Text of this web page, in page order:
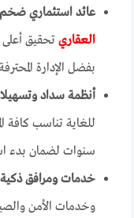
عائد استثماري
العقاري تحقيق أعلى
بفضل الإدارة
أنظمة سداد
للغاية تناسب كافة
سنوات لضمان بدء
خدمات ومرافق
وخدمات الأمن